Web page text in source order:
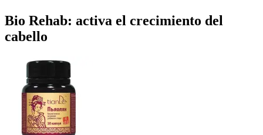
Bio Rehab: activa el crecimiento del
cabello